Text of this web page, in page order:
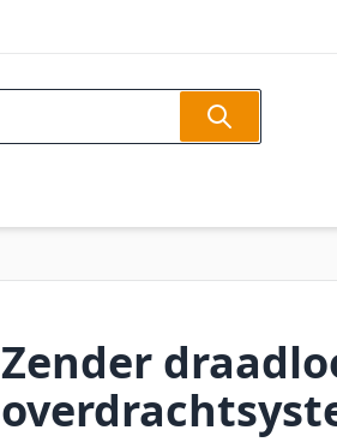
Search
Zender